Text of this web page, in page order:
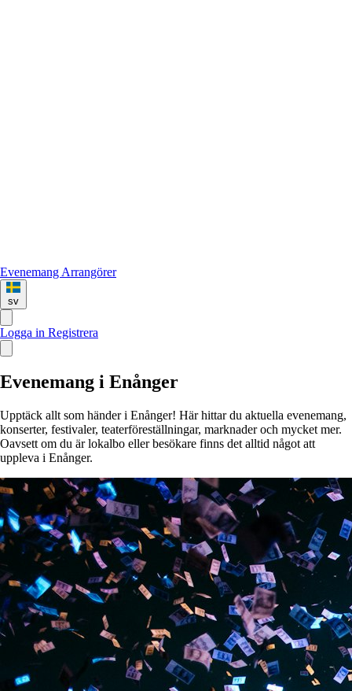
Evenemang Arrangörer
sv
Logga in Registrera
Evenemang i Enånger
Upptäck allt som händer i Enånger! Här hittar du aktuella evenemang,
konserter, festivaler, teaterföreställningar, marknader och mycket mer.
Oavsett om du är lokalbo eller besökare finns det alltid något att
uppleva i Enånger.